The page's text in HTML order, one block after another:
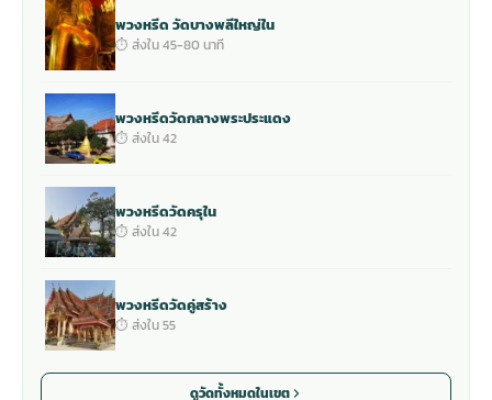
พวงหรีด วัดบางพลีใหญ่ใน
⏱ ส่งใน 45-80 นาที
พวงหรีดวัดกลางพระประแดง
⏱ ส่งใน 42
พวงหรีดวัดครุใน
⏱ ส่งใน 42
พวงหรีดวัดคู่สร้าง
⏱ ส่งใน 55
ดูวัดทั้งหมดในเขต